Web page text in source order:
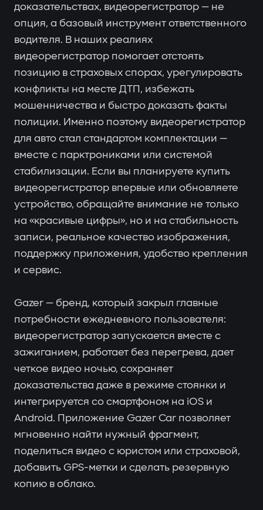
доказательствах, видеорегистратор — не
опция, а базовый инструмент ответственного
водителя. В наших реалиях
видеорегистратор помогает отстоять
позицию в страховых спорах, урегулировать
конфликты на месте ДТП, избежать
мошенничества и быстро доказать факты
полиции. Именно поэтому видеорегистратор
для авто стал стандартом комплектации —
вместе с парктрониками или системой
стабилизации. Если вы планируете купить
видеорегистратор впервые или обновляете
устройство, обращайте внимание не только
на «красивые цифры», но и на стабильность
записи, реальное качество изображения,
поддержку приложения, удобство крепления
и сервис.
Gazer — бренд, который закрыл главные
потребности ежедневного пользователя:
видеорегистратор запускается вместе с
зажиганием, работает без перегрева, дает
четкое видео ночью, сохраняет
доказательства даже в режиме стоянки и
интегрируется со смартфоном на iOS и
Android. Приложение Gazer Car позволяет
мгновенно найти нужный фрагмент,
поделиться видео с юристом или страховой,
добавить GPS-метки и сделать резервную
копию в облако.